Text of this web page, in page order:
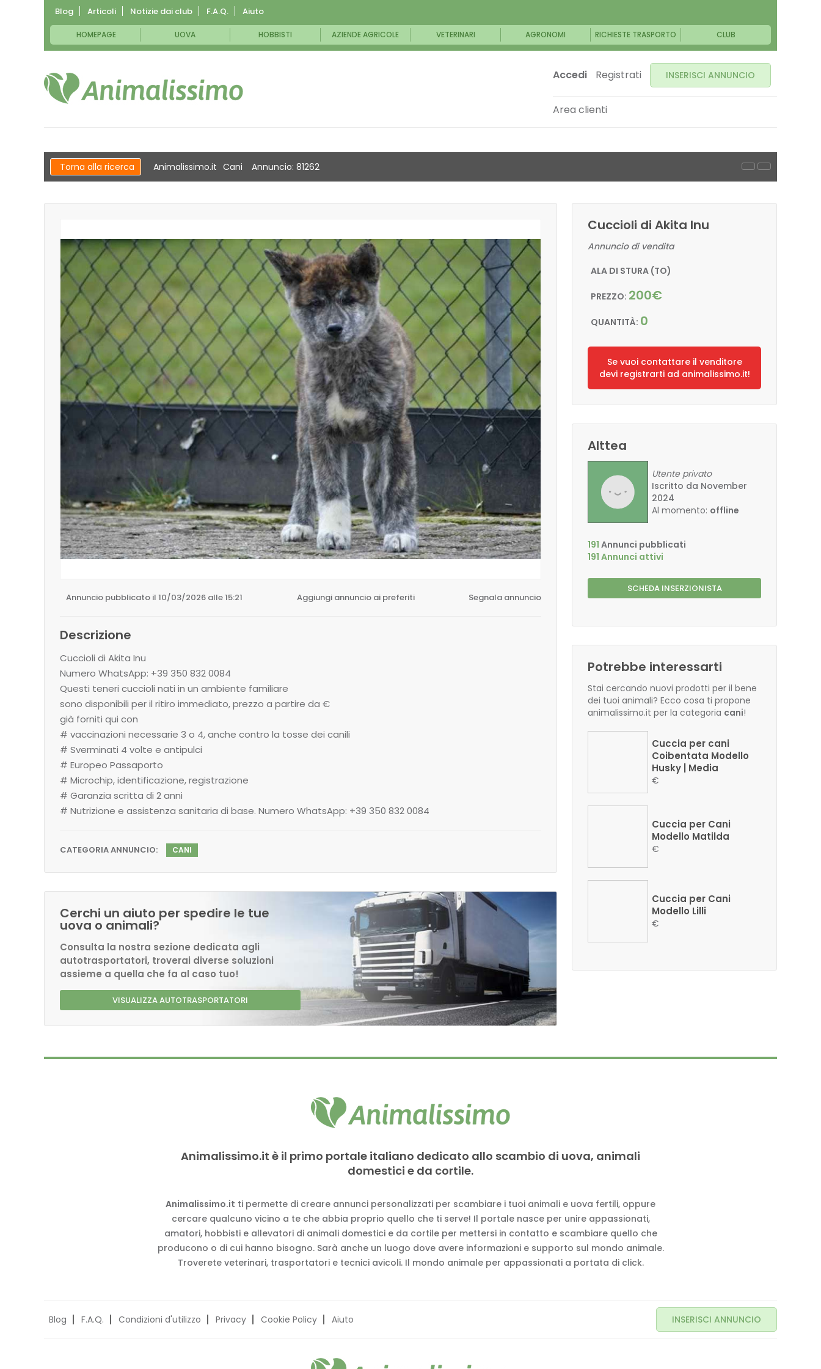
Blog Articoli Notizie dai club F.A.Q. Aiuto
HOMEPAGE UOVA HOBBISTI AZIENDE AGRICOLE VETERINARI AGRONOMI RICHIESTE TRASPORTO CLUB
Accedi Registrati INSERISCI ANNUNCIO
Area clienti
Torna alla ricerca Animalissimo.it Cani Annuncio: 81262
Annuncio pubblicato il 10/03/2026 alle 15:21 Aggiungi annuncio ai preferiti Segnala annuncio
Descrizione
Cuccioli di Akita Inu
Numero WhatsApp: +39 350 832 0084
Questi teneri cuccioli nati in un ambiente familiare
sono disponibili per il ritiro immediato, prezzo a partire da €
già forniti qui con
# vaccinazioni necessarie 3 o 4, anche contro la tosse dei canili
# Sverminati 4 volte e antipulci
# Europeo Passaporto
# Microchip, identificazione, registrazione
# Garanzia scritta di 2 anni
# Nutrizione e assistenza sanitaria di base. Numero WhatsApp: +39 350 832 0084
CATEGORIA ANNUNCIO: CANI
Cerchi un aiuto per spedire le tue
uova o animali?
Consulta la nostra sezione dedicata agli
autotrasportatori, troverai diverse soluzioni
assieme a quella che fa al caso tuo!
VISUALIZZA AUTOTRASPORTATORI
Cuccioli di Akita Inu
Annuncio di vendita
ALA DI STURA (TO)
PREZZO: 200€
QUANTITÀ: 0
Se vuoi contattare il venditore
devi registrarti ad animalissimo.it!
Alttea
Utente privato
Iscritto da November
2024
Al momento: offline
191 Annunci pubblicati
191 Annunci attivi
SCHEDA INSERZIONISTA
Potrebbe interessarti
Stai cercando nuovi prodotti per il bene
dei tuoi animali? Ecco cosa ti propone
animalissimo.it per la categoria cani!
Cuccia per cani
Coibentata Modello
Husky | Media
€
Cuccia per Cani
Modello Matilda
€
Cuccia per Cani
Modello Lilli
€
Animalissimo.it è il primo portale italiano dedicato allo scambio di uova, animali
domestici e da cortile.
Animalissimo.it ti permette di creare annunci personalizzati per scambiare i tuoi animali e uova fertili, oppure
cercare qualcuno vicino a te che abbia proprio quello che ti serve! Il portale nasce per unire appassionati,
amatori, hobbisti e allevatori di animali domestici e da cortile per mettersi in contatto e scambiare quello che
producono o di cui hanno bisogno. Sarà anche un luogo dove avere informazioni e supporto sul mondo animale.
Troverete veterinari, trasportatori e tecnici avicoli. Il mondo animale per appassionati a portata di click.
Blog F.A.Q. Condizioni d'utilizzo Privacy Cookie Policy Aiuto INSERISCI ANNUNCIO